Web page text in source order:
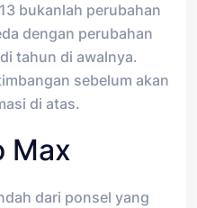
bukanlah perubahan
dengan perubahan
tahun di awalnya.
sebelum akan
di atas.
Max
dari ponsel yang